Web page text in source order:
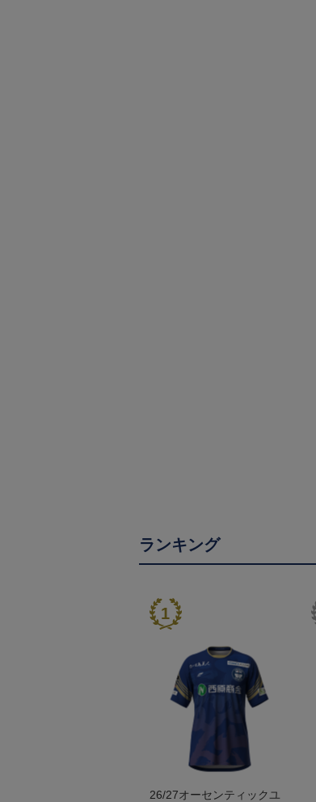
ランキング
26/27オーセンティックユ